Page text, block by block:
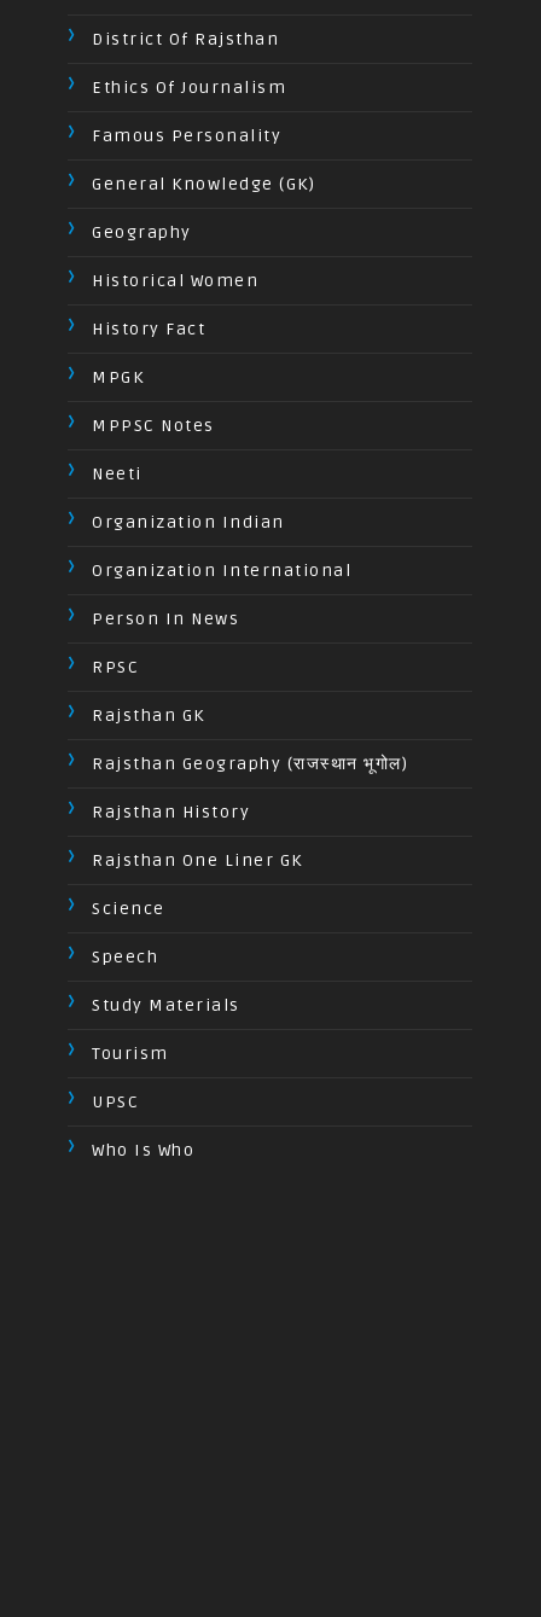
District Of Rajsthan
Ethics Of Journalism
Famous Personality
General Knowledge (GK)
Geography
Historical Women
History Fact
MPGK
MPPSC Notes
Neeti
Organization Indian
Organization International
Person In News
RPSC
Rajsthan GK
Rajsthan Geography (राजस्थान भूगोल)
Rajsthan History
Rajsthan One Liner GK
Science
Speech
Study Materials
Tourism
UPSC
Who Is Who